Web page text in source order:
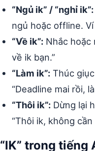
“Ngủ ik” / “nghỉ ik”:
ngủ hoặc offline.
“Về ik”: Nhắc hoặc
về ik bạn.”
“Làm ik”: Thúc
“Deadline mai rồi,
“Thôi ik”: Dừng lại
“Thôi ik, không cần
“IK” trong